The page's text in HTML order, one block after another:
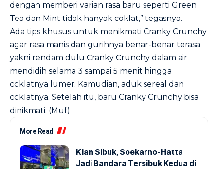
dengan memberi varian rasa baru seperti Green
Tea dan Mint tidak hanyak coklat,” tegasnya.
Ada tips khusus untuk menikmati Cranky Crunchy
agar rasa manis dan gurihnya benar-benar terasa
yakni rendam dulu Cranky Crunchy dalam air
mendidih selama 3 sampai 5 menit hingga
coklatnya lumer. Kamudian, aduk sereal dan
coklatnya. Setelah itu, baru Cranky Crunchy bisa
dinikmati. (Muf)
More Read
Kian Sibuk, Soekarno-Hatta
Jadi Bandara Tersibuk Kedua di